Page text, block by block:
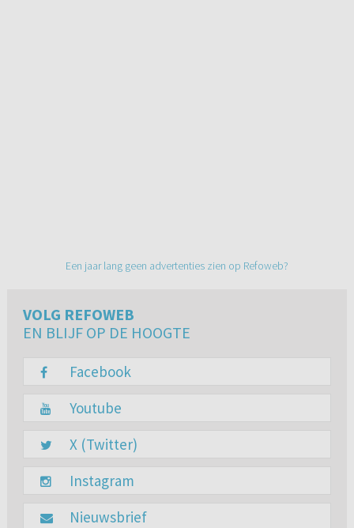
Een jaar lang geen advertenties zien op Refoweb?
VOLG REFOWEB
EN BLIJF OP DE HOOGTE
Facebook
Youtube
X (Twitter)
Instagram
Nieuwsbrief